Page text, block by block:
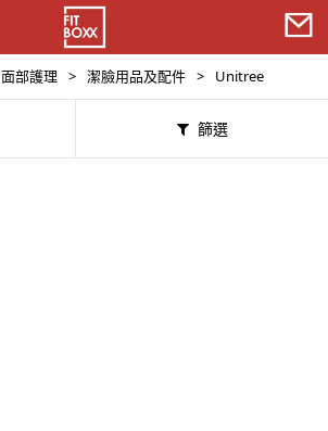
面部護理 > 潔臉用品及配件 > Unitree
篩選